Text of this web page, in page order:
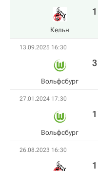
Кельн
1
13.09.2025 16:30
Вольфсбург
3
27.01.2024 17:30
Вольфсбург
1
26.08.2023 16:30
1